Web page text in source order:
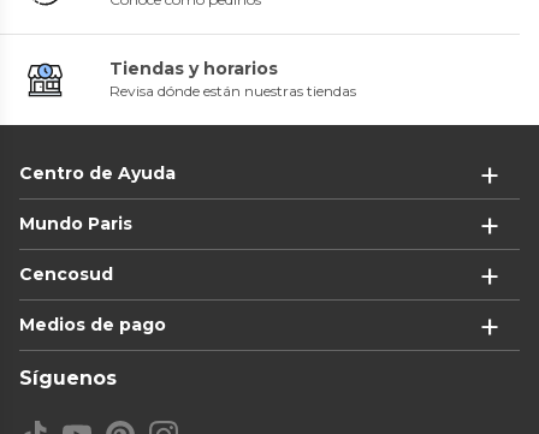
Tiendas y horarios
Revisa dónde están nuestras tiendas
Centro de Ayuda
Mundo Paris
Cencosud
Medios de pago
Síguenos